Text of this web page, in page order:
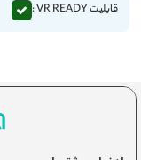
قابلیت VR READY :